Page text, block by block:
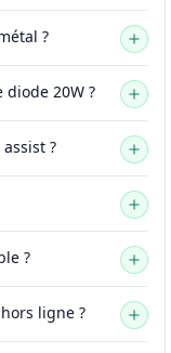
?
20W ?
?
?
ligne ?